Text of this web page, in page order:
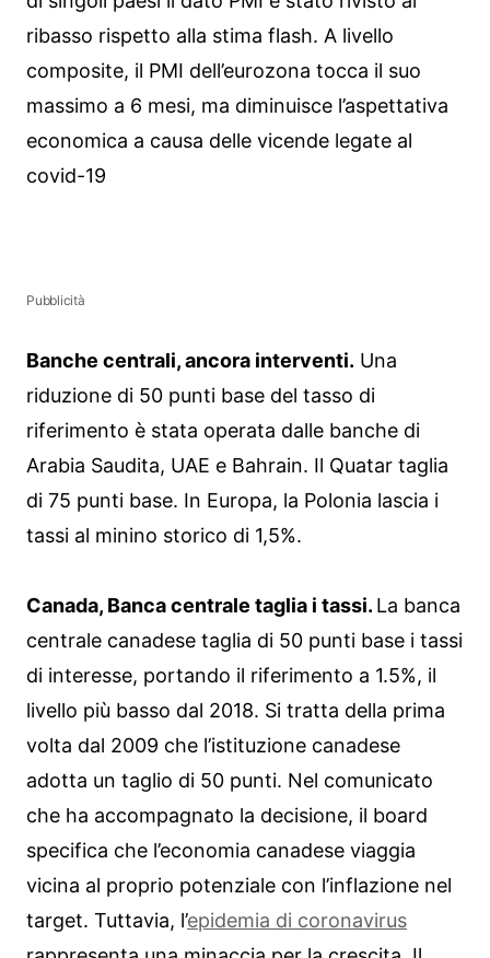
ribasso rispetto alla stima flash. A livello
composite, il PMI dell’eurozona tocca il suo
massimo a 6 mesi, ma diminuisce l’aspettativa
economica a causa delle vicende legate al
covid-19
Pubblicità
Banche centrali, ancora interventi. Una
riduzione di 50 punti base del tasso di
riferimento è stata operata dalle banche di
Arabia Saudita, UAE e Bahrain. Il Quatar taglia
di 75 punti base. In Europa, la Polonia lascia i
tassi al minino storico di 1,5%.
Canada, Banca centrale taglia i tassi. La banca
centrale canadese taglia di 50 punti base i tassi
di interesse, portando il riferimento a 1.5%, il
livello più basso dal 2018. Si tratta della prima
volta dal 2009 che l’istituzione canadese
adotta un taglio di 50 punti. Nel comunicato
che ha accompagnato la decisione, il board
specifica che l’economia canadese viaggia
vicina al proprio potenziale con l’inflazione nel
target. Tuttavia, l’epidemia di coronavirus